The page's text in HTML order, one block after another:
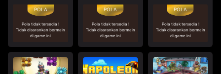
Pola tidak tersedia !
Tidak disarankan bermain
di game ini
Pola tidak tersedia !
Tidak disarankan bermain
di game ini
Pola tidak tersedia !
Tidak disarankan bermain
di game ini